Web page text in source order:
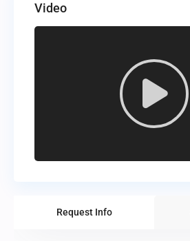
Video
Request Info